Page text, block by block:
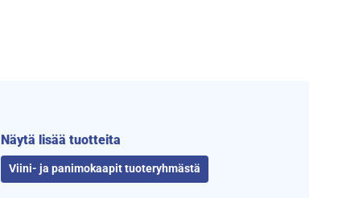
Näytä lisää tuotteita
Viini- ja panimokaapit tuoteryhmästä